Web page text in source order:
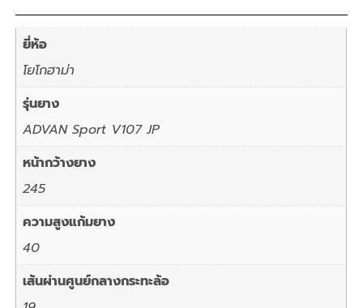
ยี่ห้อ
โยโกฮาม่า
รุ่นยาง
ADVAN Sport V107 JP
หน้ากว้างยาง
245
ความสูงแก้มยาง
40
เส้นผ่านศูนย์กลางกระทะล้อ